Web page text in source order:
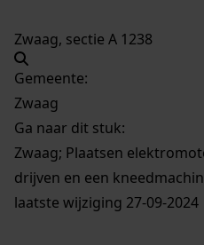
Zwaag, sectie A 1238
Gemeente:
Zwaag
Ga naar dit stuk:
Zwaag; Plaatsen
drijven en een
laatste wijziging 27-09-2024